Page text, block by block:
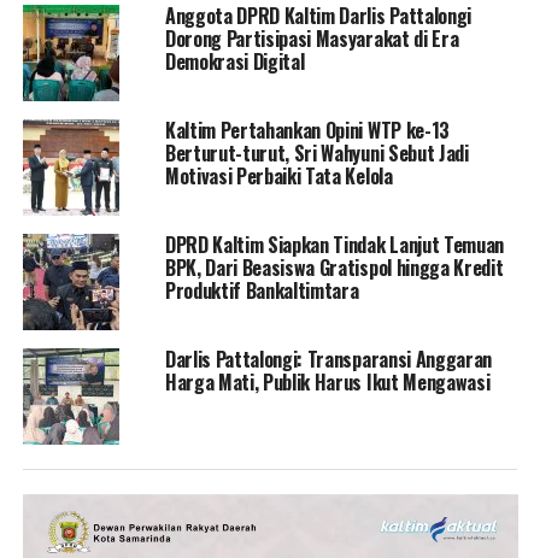
Anggota DPRD Kaltim Darlis Pattalongi
Dorong Partisipasi Masyarakat di Era
Demokrasi Digital
Kaltim Pertahankan Opini WTP ke-13
Berturut-turut, Sri Wahyuni Sebut Jadi
Motivasi Perbaiki Tata Kelola
DPRD Kaltim Siapkan Tindak Lanjut Temuan
BPK, Dari Beasiswa Gratispol hingga Kredit
Produktif Bankaltimtara
Darlis Pattalongi: Transparansi Anggaran
Harga Mati, Publik Harus Ikut Mengawasi